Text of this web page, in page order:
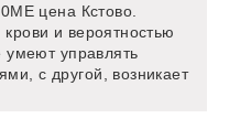
цена Кстово.
и вероятностью
управлять
с другой, возникает